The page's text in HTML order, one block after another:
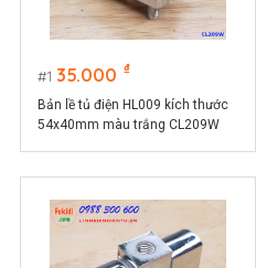
1 35.000 ₫
Bản lề tủ điện HL009 kích thước
54x40mm màu trắng CL209W